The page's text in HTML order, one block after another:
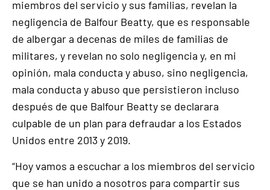
miembros del servicio y sus familias, revelan la
negligencia de Balfour Beatty, que es responsable
de albergar a decenas de miles de familias de
militares, y revelan no solo negligencia y, en mi
opinión, mala conducta y abuso, sino negligencia,
mala conducta y abuso que persistieron incluso
después de que Balfour Beatty se declarara
culpable de un plan para defraudar a los Estados
Unidos entre 2013 y 2019.
“Hoy vamos a escuchar a los miembros del servicio
que se han unido a nosotros para compartir sus